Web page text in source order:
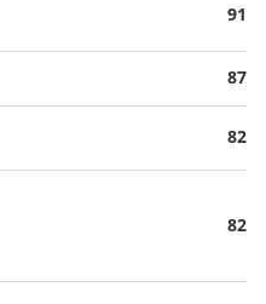
91
87
82
82